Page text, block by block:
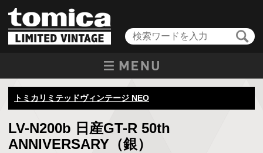
トミカリミテッドヴィンテージ NEO
LV-N200b 日産GT-R 50th
ANNIVERSARY（銀）